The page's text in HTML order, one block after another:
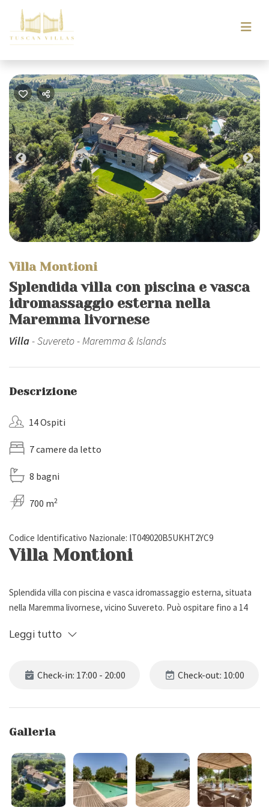
Previous
Villa Montioni
Splendida villa con piscina e vasca
idromassaggio esterna nella
Maremma livornese
Villa- Suvereto - Maremma & Islands
Descrizione
14 Ospiti
7 camere da letto
8 bagni
700 m2
Codice Identificativo Nazionale: IT049020B5UKHT2YC9
Villa Montioni
Splendida villa con piscina e vasca idromassaggio esterna, situata
nella Maremma livornese, vicino Suvereto. Può ospitare fino a 14
prato e querce secolari che regala scorci sull'arcipelago toscano e
All'interno del giardino sono disposti vari angoli lettura e aree
lounge con gazebi e divani, ideali per rilassarsi sorseggiando un
buon bicchiere di vino.
Sotto il patio, in prossimità della cucina, è presente un tavolo da
pranzo per consumare i pasti all'aria aperta mentre un secondo
Leggi tutto
Check-in: 17:00 - 20:00 Check-out: 10:00
Galleria